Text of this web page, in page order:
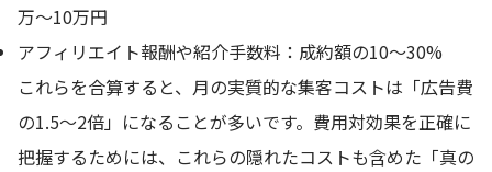
万〜10万円
アフィリエイト報酬や紹介手数料：成約額の10〜30%
これらを合算すると、月の実質的な集客コストは「広告費
の1.5〜2倍」になることが多いです。費用対効果を正確に
把握するためには、これらの隠れたコストも含めた「真の